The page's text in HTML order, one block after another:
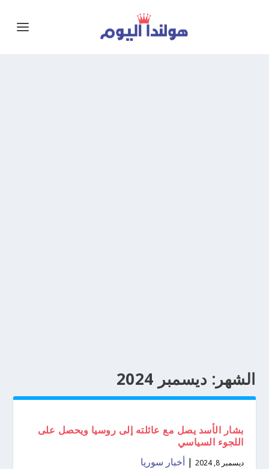
الشهر: ديسمبر 2024
بشار الأسد يصل مع عائلته إلى روسيا ويحصل على
اللجوء السياسي
ديسمبر 8, 2024 |أخبار سوريا